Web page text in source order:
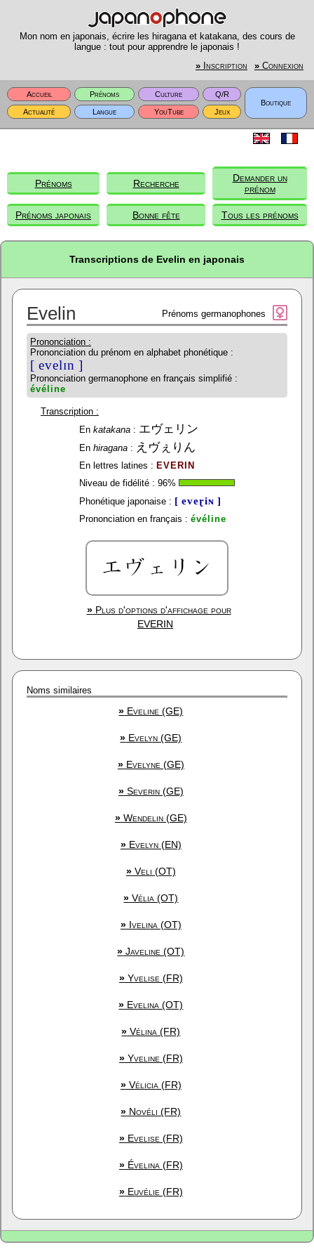
Mon nom en japonais, écrire les hiragana et katakana, des cours de
langue : tout pour apprendre le japonais !
» Inscription » Connexion
Accueil Prénoms Culture
Q/R
Boutique
Actualité
Langue YouTube Jeux
Prénoms Recherche
Demander un
prénom
Prénoms japonais Bonne fête Tous les prénoms
Transcriptions de Evelin en japonais
Evelin Prénoms germanophones
Prononciation :
Prononciation du prénom en alphabet phonétique :
[ evelɪn ]
Prononciation germanophone en français simplifié :
évéline
Transcription :
En katakana : エヴェリン
En hiragana : えヴぇりん
En lettres latines : EVERIN
Niveau de fidélité : 96%
Phonétique japonaise : [ eveɽiɴ ]
Prononciation en français : évéline
»Plus d'options d'affichage pour
EVERIN
Noms similaires
» Eveline (GE)
» Evelyn (GE)
»Evelyne (GE)
»Severin (GE)
»Wendelin (GE)
»Evelyn (EN)
»Veli (OT)
» Vélia (OT)
»Ivelina (OT)
» Javeline (OT)
»Yvelise (FR)
» Evelina (OT)
» Vélina (FR)
»Yveline (FR)
»Vélicia (FR)
» Novéli (FR)
»Evelise (FR)
»Évelina (FR)
»Euvélie (FR)